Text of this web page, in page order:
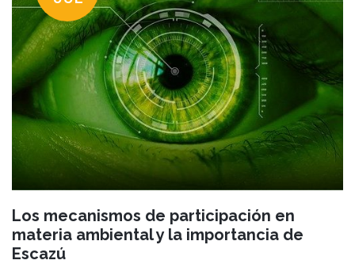
Los mecanismos de participación en
materia ambiental y la importancia de
Escazú